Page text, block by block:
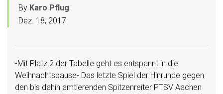
By Karo Pflug
Dez. 18, 2017
-Mit Platz 2 der Tabelle geht es entspannt in die
Weihnachtspause- Das letzte Spiel der Hinrunde gegen
den bis dahin amtierenden Spitzenreiter PTSV Aachen